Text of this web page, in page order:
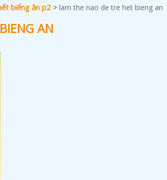
biếng ăn p2 > lam the nao de tre het bieng an
AN